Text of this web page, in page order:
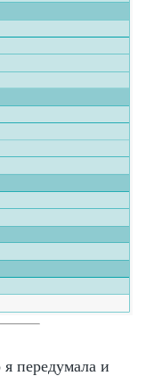
передумала и